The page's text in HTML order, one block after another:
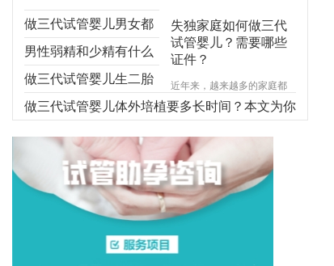
失独家庭如何做三代
试管婴儿？需要哪些
证件？
近年来，越来越多的家庭都
遭受着失去孩子的痛苦，对
于失独家庭的来说，再生育
安慰方式。那么，失独家庭
想做三代试管可行吗？需要
哪些手续？（如果还想了解
更多的试管婴儿流程、费
用、成功率，可点击在线咨
询，询问专业顾问，解决相
做三代试管婴儿男女都
要准备什么？本文跟你
说明一切
男性弱精和少精有什么
区别？能不能做三代试
管？
做三代试管婴儿生二胎
要考虑什么问题？本文
给你解释清楚
做三代试管婴儿体外培植要多长时间？本文为你
步步分解